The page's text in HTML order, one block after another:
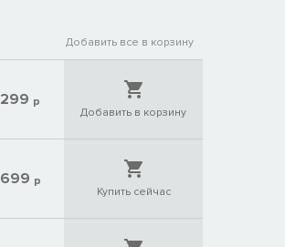
Добавить все в корзину
299 р
Добавить в корзину
699 р
Купить сейчас